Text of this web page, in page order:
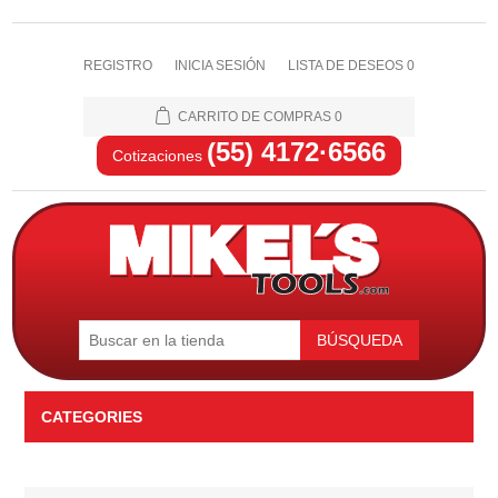
REGISTRO INICIA SESIÓN LISTA DE DESEOS 0
CARRITO DE COMPRAS 0
Cotizaciones (55) 4172·6566
BÚSQUEDA
CATEGORIES